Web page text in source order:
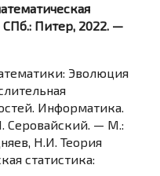
Питер, 2022. —
Эволюция
Информатика.
Серовайский. — М.:
Н.И. Теория
статистика: